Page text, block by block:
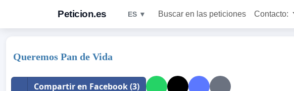
Peticion.es ES ▼ Buscar en las peticiones Contacto:
Queremos Pan de Vida
Compartir en Facebook (3)